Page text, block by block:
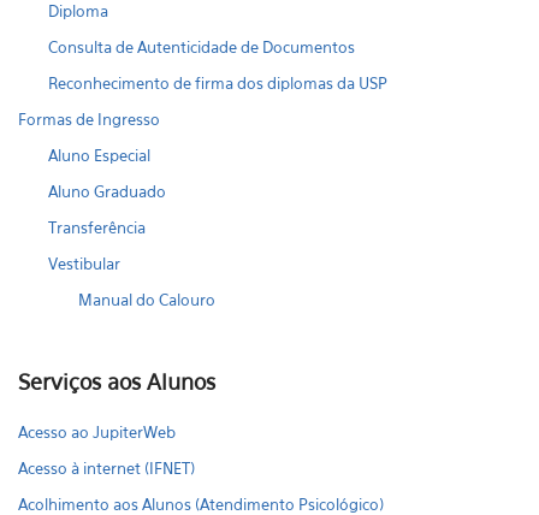
Diploma
Consulta de Autenticidade de Documentos
Reconhecimento de firma dos diplomas da USP
Formas de Ingresso
Aluno Especial
Aluno Graduado
Transferência
Vestibular
Manual do Calouro
Serviços aos Alunos
Acesso ao JupiterWeb
Acesso à internet (IFNET)
Acolhimento aos Alunos (Atendimento Psicológico)